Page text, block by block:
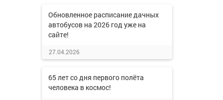
Обновленное расписание дачных
автобусов на 2026 год уже на
сайте!
27.04.2026
65 лет со дня первого полёта
человека в космос!